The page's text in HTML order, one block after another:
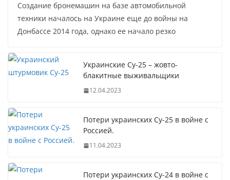
Создание бронемашин на базе автомобильной
техники началось на Украине еще до войны на
Донбассе 2014 года, однако ее начало резко
Украинские Су-25 – жовто-
блакитные выживальщики
12.04.2023
Потери украинских Су-25 в войне с
Россией.
11.04.2023
Потери украинских Су-24 в войне с